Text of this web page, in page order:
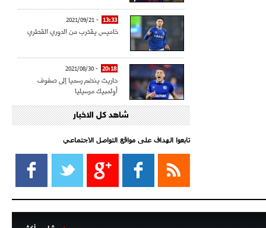
13:33
- 2021/09/21
خاميس يقترب من الدوري القطري
20:18
- 2021/08/30
حاريث ينضم رسميا إلى صفوف
أولمبيك مرسيليا
15:39
- 2021/08/15
كراوتش:"سانشو صفقة الموسم في
كل الدوريات"
13:40
- 2021/08/15
يوفيتش يعرض خدماته على الإنتير
13:16
- 2021/08/15
شاهد كل الاخبار
تابعوا الهداف على مواقع التواصل الاجتماعي‎